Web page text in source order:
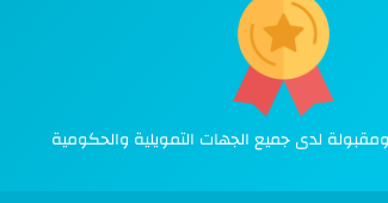
لدى جميع الجهات التمويلية والحكومية